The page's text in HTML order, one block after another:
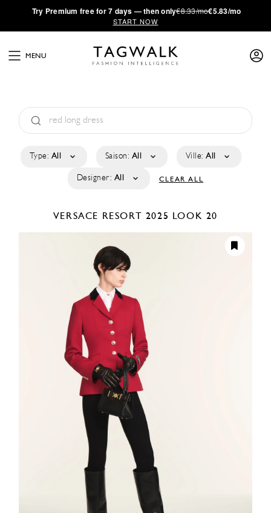
·Try Premium free for 7 days — then only€8.33/mo€5.83/mo
START NOW
MENU
Type: All Saison: All Ville: All
Designer: All CLEAR ALL
VERSACE RESORT 2025 LOOK 20